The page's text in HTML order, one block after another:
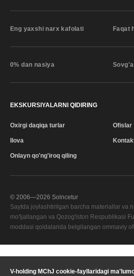
V-holding MChJ cookie-fayllaridagi
Eng yaxshi narx kafolati Faqat
0% dan nasiya
EKSKURSIYALARNI QIDIRING
Oxirgi daqiqa turlar
Ilova
Onlayn qo'ng'iroq qiling
Ofislar
© 2006—2026 Solncetur
Saytda joylashtirilgan barcha materiallar va
mo'ljallangan va Qozog'iston Respublikasi
moddasi qoidalarida belgilangan ommaviy
Sizning mintaqangiz —